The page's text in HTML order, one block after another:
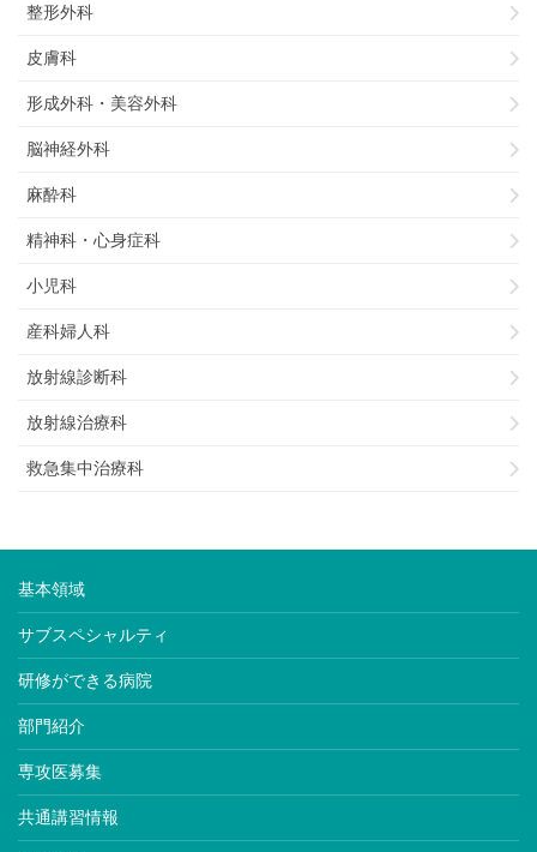
整形外科
皮膚科
形成外科・美容外科
脳神経外科
麻酔科
精神科・心身症科
小児科
産科婦人科
放射線診断科
放射線治療科
救急集中治療科
基本領域
サブスペシャルティ
研修ができる病院
部門紹介
専攻医募集
共通講習情報